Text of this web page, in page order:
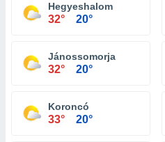
Hegyeshalom
32° 20°
Jánossomorja
32° 20°
Koroncó
33° 20°